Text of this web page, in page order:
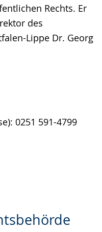
Rechts. Er
des
Lippe Dr. Georg
0251 591-4799